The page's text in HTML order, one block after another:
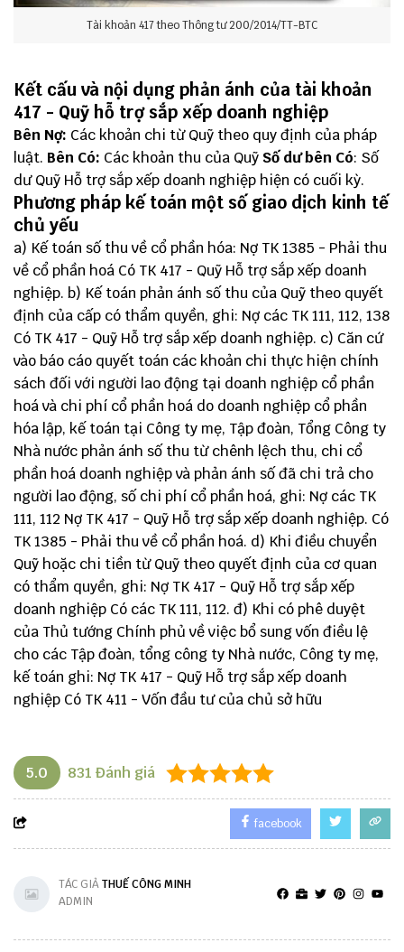
Tài khoản 417 theo Thông tư 200/2014/TT-BTC
Kết cấu và nội dụng phản ánh của tài khoản
417 - Quỹ hỗ trợ sắp xếp doanh nghiệp
Bên Nợ: Các khoản chi từ Quỹ theo quy định của pháp
luật. Bên Có: Các khoản thu của Quỹ Số dư bên Có: Số
dư Quỹ Hỗ trợ sắp xếp doanh nghiệp hiện có cuối kỳ.
Phương pháp kế toán một số giao dịch kinh tế
chủ yếu
a) Kế toán số thu về cổ phần hóa: Nợ TK 1385 - Phải thu
về cổ phần hoá Có TK 417 - Quỹ Hỗ trợ sắp xếp doanh
nghiệp. b) Kế toán phản ánh số thu của Quỹ theo quyết
định của cấp có thẩm quyền, ghi: Nợ các TK 111, 112, 138
Có TK 417 - Quỹ Hỗ trợ sắp xếp doanh nghiệp. c) Căn cứ
vào báo cáo quyết toán các khoản chi thực hiện chính
sách đối với người lao động tại doanh nghiệp cổ phần
hoá và chi phí cổ phần hoá do doanh nghiệp cổ phần
hóa lập, kế toán tại Công ty mẹ, Tập đoàn, Tổng Công ty
Nhà nước phản ánh số thu từ chênh lệch thu, chi cổ
phần hoá doanh nghiệp và phản ánh số đã chi trả cho
người lao động, số chi phí cổ phần hoá, ghi: Nợ các TK
111, 112 Nợ TK 417 - Quỹ Hỗ trợ sắp xếp doanh nghiệp. Có
TK 1385 - Phải thu về cổ phần hoá. d) Khi điều chuyển
Quỹ hoặc chi tiền từ Quỹ theo quyết định của cơ quan
có thẩm quyền, ghi: Nợ TK 417 - Quỹ Hỗ trợ sắp xếp
doanh nghiệp Có các TK 111, 112. đ) Khi có phê duyệt
của Thủ tướng Chính phủ về việc bổ sung vốn điều lệ
cho các Tập đoàn, tổng công ty Nhà nước, Công ty mẹ,
kế toán ghi: Nợ TK 417 - Quỹ Hỗ trợ sắp xếp doanh
nghiệp Có TK 411 - Vốn đầu tư của chủ sở hữu
5.0 831 Đánh giá
facebook
TÁC GIẢTHUẾ CÔNG MINH
ADMIN